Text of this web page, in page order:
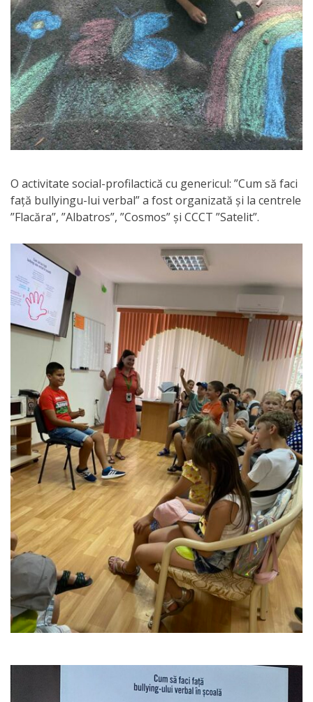
O activitate social-profilactică cu genericul: ”Cum să faci
față bullyingu-lui verbal” a fost organizată și la centrele
”Flacăra”, ”Albatros”, ”Cosmos” și CCCT ”Satelit”.